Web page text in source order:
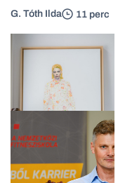
G. Tóth Ilda 11 perc